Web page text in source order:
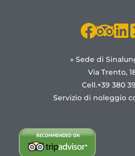
» Sede di
Via Trento,
Cell.+39 380
Servizio di noleggio